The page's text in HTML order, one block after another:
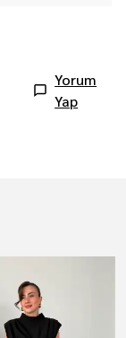
Yorum
Yap